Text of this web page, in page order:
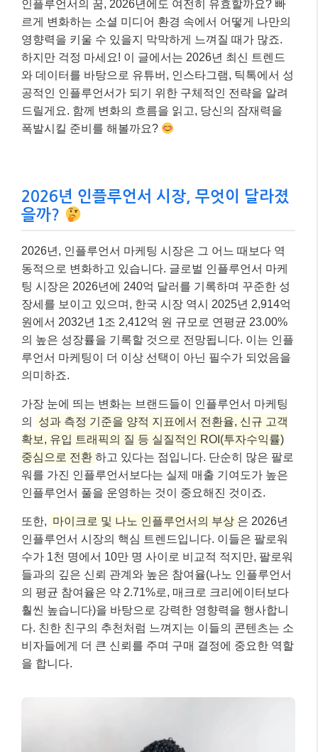
인플루언서의 꿈, 2026년에도 여전히 유효할까요? 빠
르게 변화하는 소셜 미디어 환경 속에서 어떻게 나만의
영향력을 키울 수 있을지 막막하게 느껴질 때가 많죠.
하지만 걱정 마세요! 이 글에서는 2026년 최신 트렌드
와 데이터를 바탕으로 유튜버, 인스타그램, 틱톡에서 성
공적인 인플루언서가 되기 위한 구체적인 전략을 알려
드릴게요. 함께 변화의 흐름을 읽고, 당신의 잠재력을
폭발시킬 준비를 해볼까요?
2026년 인플루언서 시장, 무엇이 달라졌
을까?
2026년, 인플루언서 마케팅 시장은 그 어느 때보다 역
동적으로 변화하고 있습니다. 글로벌 인플루언서 마케
팅 시장은 2026년에 240억 달러를 기록하며 꾸준한 성
장세를 보이고 있으며, 한국 시장 역시 2025년 2,914억
원에서 2032년 1조 2,412억 원 규모로 연평균 23.00%
의 높은 성장률을 기록할 것으로 전망됩니다. 이는 인플
루언서 마케팅이 더 이상 선택이 아닌 필수가 되었음을
의미하죠.
가장 눈에 띄는 변화는 브랜드들이 인플루언서 마케팅
의
성과 측정 기준을 양적 지표에서 전환율, 신규 고객
확보, 유입 트래픽의 질 등 실질적인 ROI(투자수익률)
중심으로 전환 하고 있다는 점입니다. 단순히 많은 팔로
워를 가진 인플루언서보다는 실제 매출 기여도가 높은
인플루언서 풀을 운영하는 것이 중요해진 것이죠.
또한, 마이크로 및 나노 인플루언서의 부상 은 2026년
인플루언서 시장의 핵심 트렌드입니다. 이들은 팔로워
수가 1천 명에서 10만 명 사이로 비교적 적지만, 팔로워
들과의 깊은 신뢰 관계와 높은 참여율(나노 인플루언서
의 평균 참여율은 약 2.71%로, 매크로 크리에이터보다
훨씬 높습니다)을 바탕으로 강력한 영향력을 행사합니
다. 친한 친구의 추천처럼 느껴지는 이들의 콘텐츠는 소
비자들에게 더 큰 신뢰를 주며 구매 결정에 중요한 역할
을 합니다.